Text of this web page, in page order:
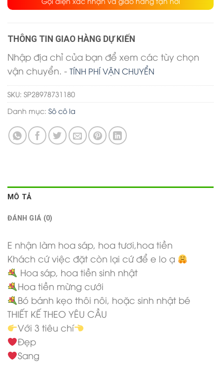
THÔNG TIN GIAO HÀNG DỰ KIẾN
Nhập địa chỉ của bạn để xem các tùy chọn
vận chuyển. - TÍNH PHÍ VẬN CHUYỂN
SKU: SP28978731180
Danh mục: Sô cô la
MÔ TẢ
ĐÁNH GIÁ (0)
E nhận làm hoa sáp, hoa tươi,hoa tiền
Khách cứ việc đặt còn lại cứ để e lo ạ
Hoa sáp, hoa tiền sinh nhật
Hoa tiền mừng cưới
Bó bánh kẹo thôi nôi, hoặc sinh nhật bé
THIẾT KẾ THEO YÊU CẦU
Với 3 tiêu chí
Đẹp
Sang